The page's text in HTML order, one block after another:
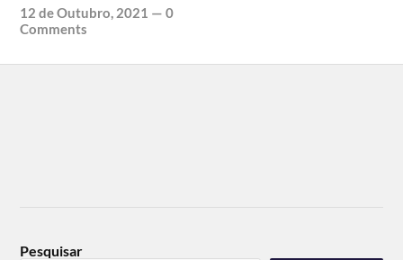
12 de Outubro, 2021 —0
Comments
Pesquisar